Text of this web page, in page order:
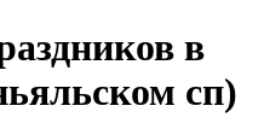
в
сп)